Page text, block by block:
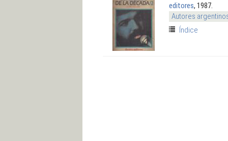
editores, 1987.
Autores
Índice